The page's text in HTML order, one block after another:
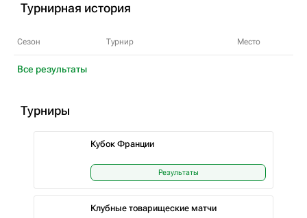
Турнирная история
Сезон Турнир Место
Все результаты
Турниры
Кубок Франции
Результаты
Клубные товарищеские матчи